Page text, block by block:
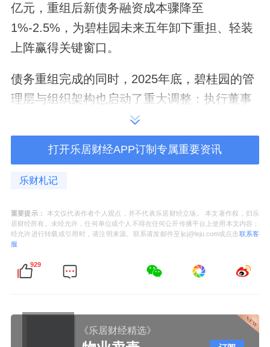
亿元，重组后新债务融资成本骤降至
1%-2.5%，为碧桂园未来五年卸下重担、轻装
上阵赢得关键窗口。
债务重组完成的同时，2025年底，碧桂园的管
理层与组织架构也启动了重大调整：执行董事
及总裁莫斌调任联席主席，保留执行董事一
职；执行董事、常务副总裁及碧桂园地产集团
CEO程光煜获委任为公司总裁。
个房产区域，进一步提升组织与业务匹配度，
全力确保公司战略目标的实现。
业内人士认为，碧桂园的“二次成长”准备，是
一场从信用重建、债务出清到组织重构、业务
出清的上半场，也为精益经营与科技变现的下
半场奠定了坚实基础，2026年将是其战略转型
打开乐居财经APP订制专属重要资讯
乐财札记
重要提示：
本文仅代表作者个人观点，并不代表乐居财经立场。 本文著作权，归乐
居财经所有。未经允许，任何单位或个人不得在任何公开传播平台上使用本文内容；
经允许进行转载或引用时，请注明来源。联系请发邮件至ljcj@leju.com或点击联系客
服
929
《乐居财经精选》